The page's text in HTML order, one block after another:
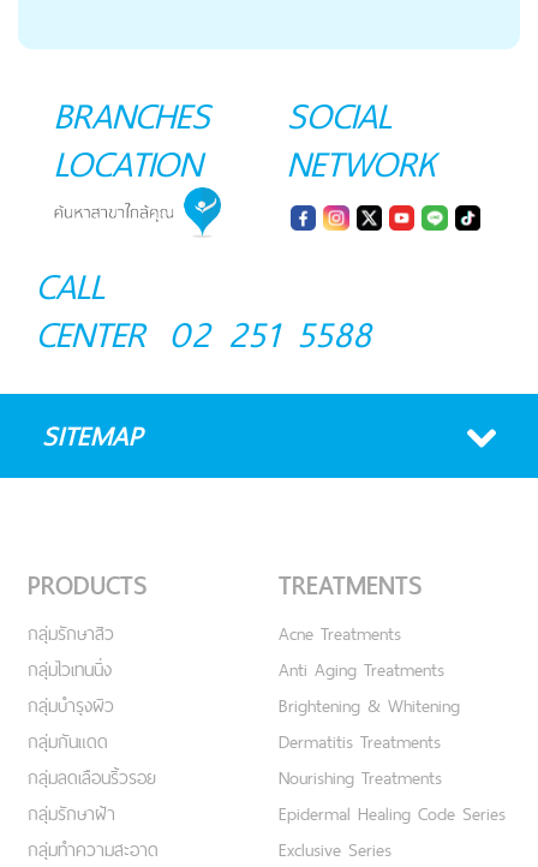
BRANCHES
LOCATION
SOCIAL
NETWORK
CALL
CENTER 02 251 5588
SITEMAP
PRODUCTS
กลุ่มรักษาสิว
กลุ่มไวเทนนิ่ง
กลุ่มบำรุงผิว
กลุ่มกันแดด
กลุ่มลดเลือนริ้วรอย
กลุ่มรักษาฝ้า
กลุ่มทำความสะอาด
TREATMENTS
Acne Treatments
Anti Aging Treatments
Brightening & Whitening
Dermatitis Treatments
Nourishing Treatments
Epidermal Healing Code Series
Exclusive Series